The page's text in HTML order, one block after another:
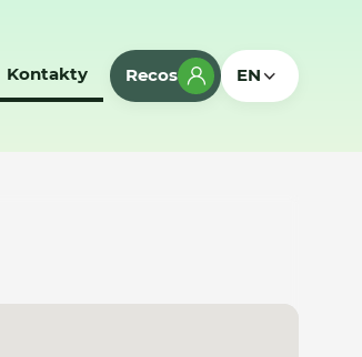
Kontakty Recos EN